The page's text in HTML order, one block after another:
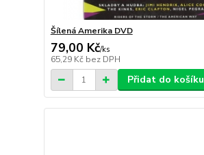
Šílená Amerika DVD
79,00 Kč/ks
65,29 Kč bez DPH
Přidat do košíku